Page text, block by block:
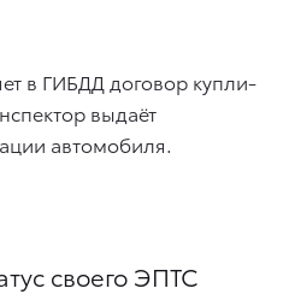
в ГИБДД договор купли-
выдаёт
автомобиля.
своего ЭПТС